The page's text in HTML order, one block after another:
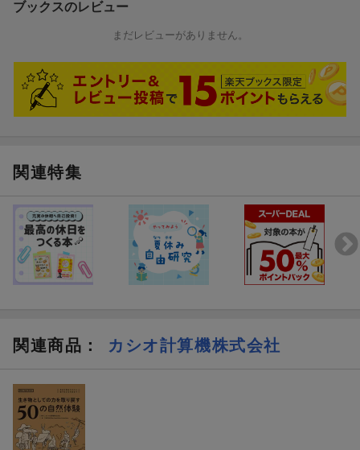
ブックスのレビュー
まだレビューがありません。
関連特集
関連商品 ： カシオ計算機株式会社